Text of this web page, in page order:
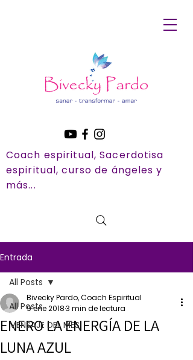
Coach espiritual, Sacerdotisa
espiritual, curso de ángeles y
más...
Entrada
All Posts
MENSAJE DEL MES
All Posts
ENERO LA ENERGÍA DE LA
LUNA AZUL
Bivecky Pardo, Coach Espiritual
9 ene 20183 min de lectura